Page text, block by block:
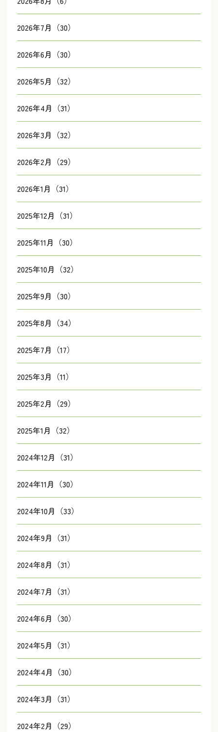
2026年7月（30）
2026年6月（30）
2026年5月（32）
2026年4月（31）
2026年3月（32）
2026年2月（29）
2026年1月（31）
2025年12月（31）
2025年11月（30）
2025年10月（32）
2025年9月（30）
2025年8月（34）
2025年7月（17）
2025年3月（11）
2025年2月（29）
2025年1月（32）
2024年12月（31）
2024年11月（30）
2024年10月（33）
2024年9月（31）
2024年8月（31）
2024年7月（31）
2024年6月（30）
2024年5月（31）
2024年4月（30）
2024年3月（31）
2024年2月（29）